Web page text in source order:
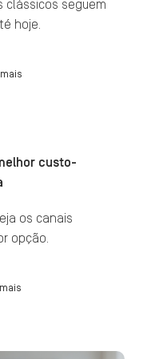
clássicos seguem
hoje.
custo-
os canais
opção.